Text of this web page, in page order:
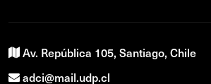
Av. República 105, Santiago, Chile
adci@mail.udp.cl